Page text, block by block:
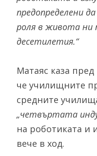
предопределени
роля в живота ни
десетилетия.“
Матаяс каза
че училищните
„четвъртата
на роботиката и
вече в ход.